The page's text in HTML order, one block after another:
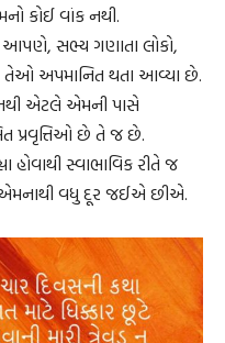
કોઈ વાંક નથી.
સભ્ય ગણાતા લોકો,
અપમાનિત થતા આવ્યા છે.
એટલે એમની પાસે
પ્રવૃત્તિઓ છે તે જ છે.
સ્વાભાવિક રીતે જ
વધુ દૂર જઈએ છીએ.